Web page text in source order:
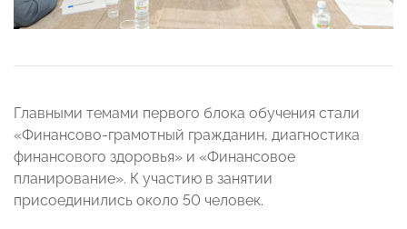
Главными темами первого блока обучения стали
«Финансово-грамотный гражданин, диагностика
финансового здоровья» и «Финансовое
планирование». К участию в занятии
присоединились около 50 человек.